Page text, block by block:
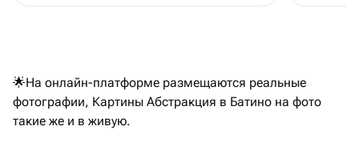
общении
на
🌟На онлайн-платформе размещаются реальные
фотографии, Картины Абстракция в Батино на фото
такие же и в живую.